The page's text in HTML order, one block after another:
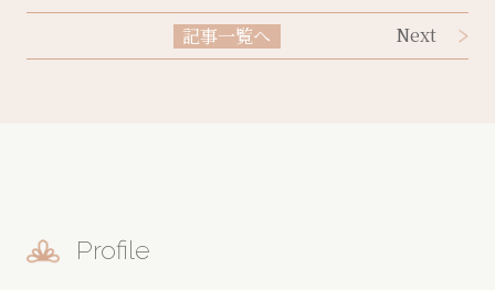
記事一覧へ Next
Profile